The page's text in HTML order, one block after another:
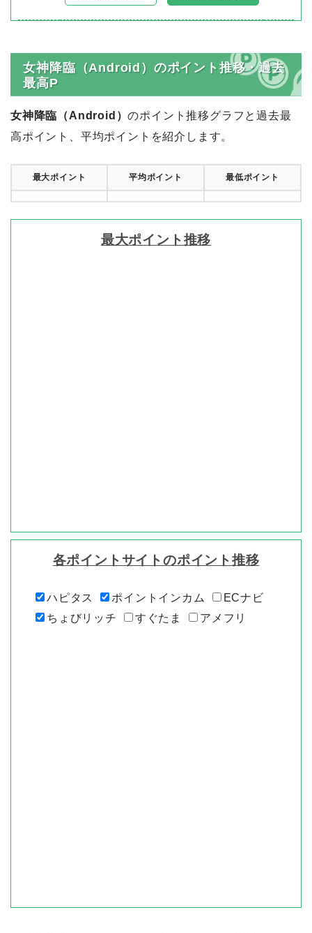
女神降臨（Android）のポイント推移・過去
最高P
女神降臨（Android）のポイント推移グラフと過去最
高ポイント、平均ポイントを紹介します。
最大ポイント 平均ポイント 最低ポイント
最大ポイント推移
各ポイントサイトのポイント推移
ハピタス ポイントインカム
ECナビ
ちょびリッチ
すぐたま アメフリ